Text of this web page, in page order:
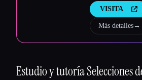
trabajo y vídeos
VISITA
Más detalles→
Estudio y tutoríaSelecciones